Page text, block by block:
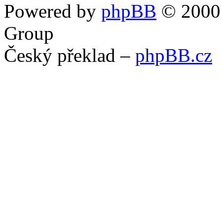
Powered by phpBB ©
Group
Český překlad – phpBB.cz